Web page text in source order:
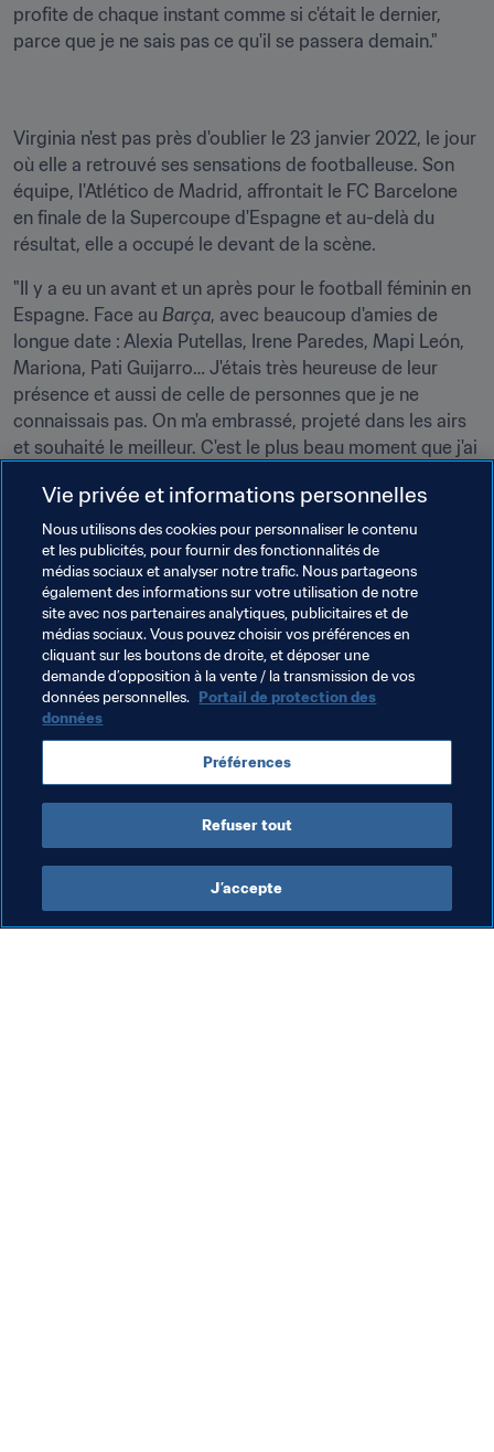
profite de chaque instant comme si c'était le dernier,
Virginia n'est pas près d'oublier le 23 janvier 2022, le jour
où elle a retrouvé ses sensations de footballeuse. Son
équipe, l'Atlético de Madrid, affrontait le FC Barcelone
en finale de la Supercoupe d'Espagne et au-delà du
résultat, elle a occupé le devant de la scène.
"Il y a eu un avant et un après pour le football féminin en
Espagne. Face au Barça, avec beaucoup d'amies de
longue date : Alexia Putellas, Irene Paredes, Mapi León,
Mariona, Pati Guijarro… J'étais très heureuse de leur
présence et aussi de celle de personnes que je ne
connaissais pas. On m'a embrassé, projeté dans les airs
et souhaité le meilleur. C'est le plus beau moment que j'ai
Crédit Photos : Club Atlético de Madrid﻿
Thèmes en lien
Football Féminin Organisation Spain
UEFA
Vie privée et informations personnelles
Nous utilisons des cookies pour personnaliser le contenu
et les publicités, pour fournir des fonctionnalités de
médias sociaux et analyser notre trafic. Nous partageons
également des informations sur votre utilisation de notre
site avec nos partenaires analytiques, publicitaires et de
médias sociaux. Vous pouvez choisir vos préférences en
cliquant sur les boutons de droite, et déposer une
demande d’opposition à la vente / la transmission de vos
données personnelles. Portail de protection des
données
Préférences
Refuser tout
J’accepte